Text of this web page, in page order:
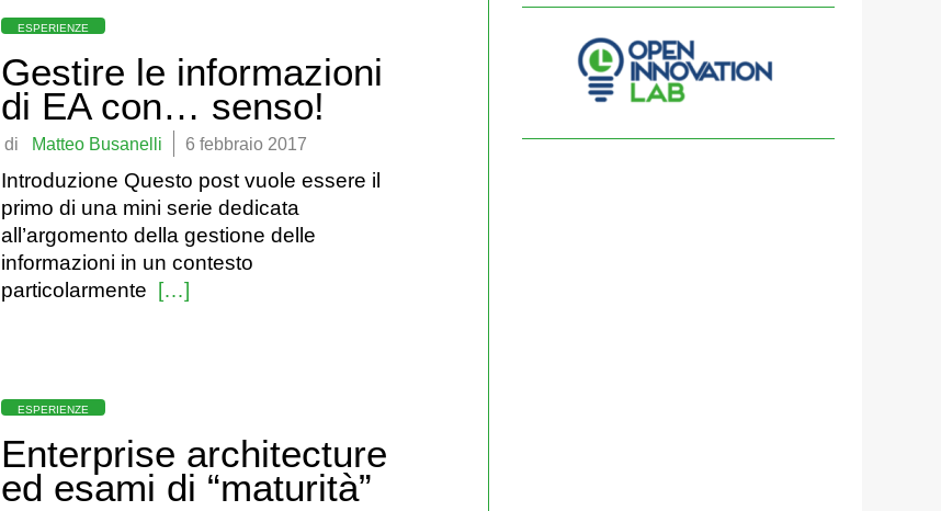
Categorie
ESPERIENZE
Gestire le informazioni
di EA con… senso!
by Matteo Busanelli 6 febbraio 2017
Introduzione Questo post vuole essere il
primo di una mini serie dedicata
all’argomento della gestione delle
informazioni in un contesto
particolarmente
[…]
Categorie
ESPERIENZE
Enterprise architecture
ed esami di “maturità”